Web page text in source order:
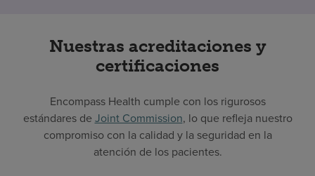
Nuestras acreditaciones y
certificaciones
Encompass Health cumple con los rigurosos
estándares de Joint Commission, lo que refleja nuestro
compromiso con la calidad y la seguridad en la
atención de los pacientes.